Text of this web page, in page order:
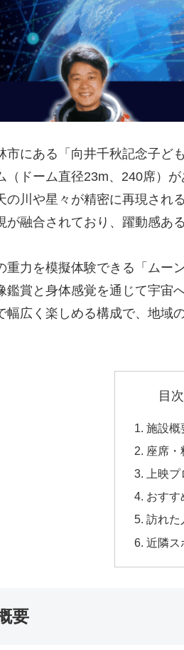
市にある「向井千秋記念子ど
（ドーム直径23m、240席）
の川や星々が精密に再現され
が融合されており、躍動感あ
重力を模擬体験できる「ムー
鑑賞と身体感覚を通じて宇宙
幅広く楽しめる構成で、地域
目次
施設概
座席・
上映
おすす
訪れた
近隣ス
要